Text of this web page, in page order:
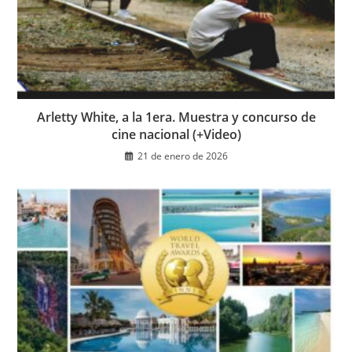
Arletty White, a la 1era. Muestra y concurso de
cine nacional (+Video)
21 de enero de 2026